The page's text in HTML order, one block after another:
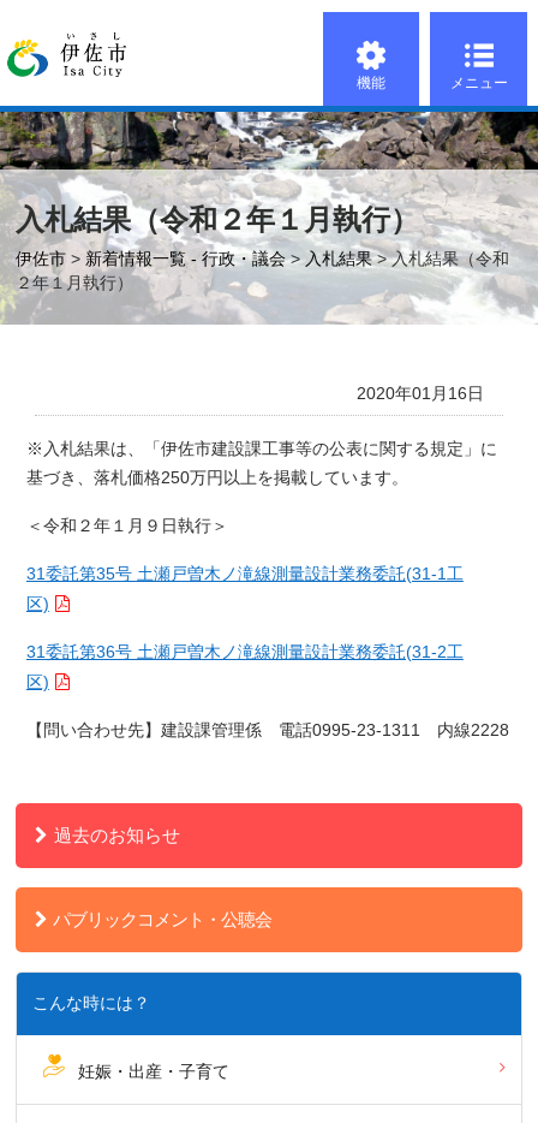
機能 メニュー
入札結果（令和２年１月執行）
伊佐市 > 新着情報一覧 - 行政・議会>入札結果> 入札結果（令和
２年１月執行）
2020年01月16日
※入札結果は、「伊佐市建設課工事等の公表に関する規定」に
基づき、落札価格250万円以上を掲載しています。
＜令和２年１月９日執行＞
31委託第35号 土瀬戸曽木ノ滝線測量設計業務委託(31-1工
区)
31委託第36号 土瀬戸曽木ノ滝線測量設計業務委託(31-2工
区)
【問い合わせ先】建設課管理係 電話0995-23-1311 内線2228
過去のお知らせ
パブリックコメント・公聴会
こんな時には？
妊娠・出産・子育て